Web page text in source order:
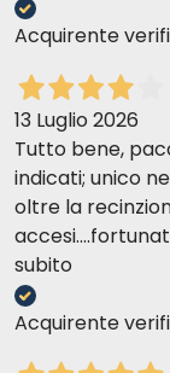
Acquirente
13 Luglio 2026
Tutto bene,
indicati; unico
oltre la
subito
Acquirente